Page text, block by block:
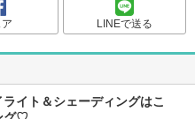
LINEで送る
イト＆シェーディングはこ